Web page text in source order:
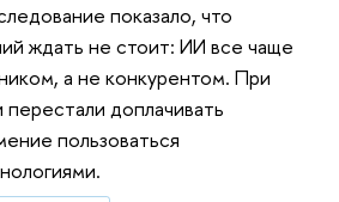
показало, что
ждать не стоит: ИИ все чаще
а не конкурентом. При
доплачивать
пользоваться